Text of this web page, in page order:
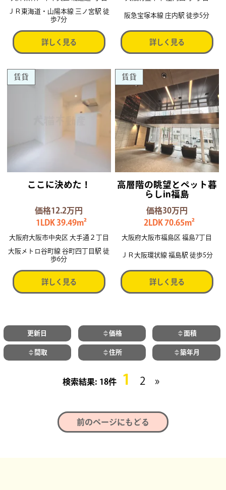
ＪＲ東海道・山陽本線 三ノ宮駅 徒
歩7分
詳しく見る
阪急宝塚本線 庄内駅 徒歩5分
詳しく見る
賃貸
ここに決めた！
価格12.2万円
1LDK 39.49m²
大阪府大阪市中央区 大手通２丁目
大阪メトロ谷町線 谷町四丁目駅 徒
歩6分
詳しく見る
賃貸
高層階の眺望とペット暮
らしin福島
価格30万円
2LDK 70.65m²
大阪府大阪市福島区 福島7丁目
ＪＲ大阪環状線 福島駅 徒歩5分
詳しく見る
更新日 価格 面積
間取 住所 築年月
18件 1 2 »
前のページにもどる